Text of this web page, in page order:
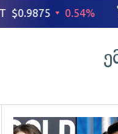
გადახედვა